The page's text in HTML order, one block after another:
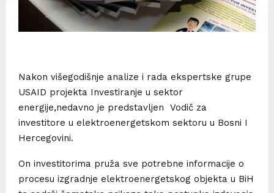
Nakon višegodišnje analize i rada ekspertske grupe
USAID projekta Investiranje u sektor
energije,nedavno je predstavljen Vodič za
investitore u elektroenergetskom sektoru u Bosni I
Hercegovini.
On investitorima pruža sve potrebne informacije o
procesu izgradnje elektroenergetskog objekta u BiH